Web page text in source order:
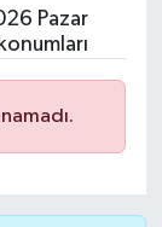
Pazar